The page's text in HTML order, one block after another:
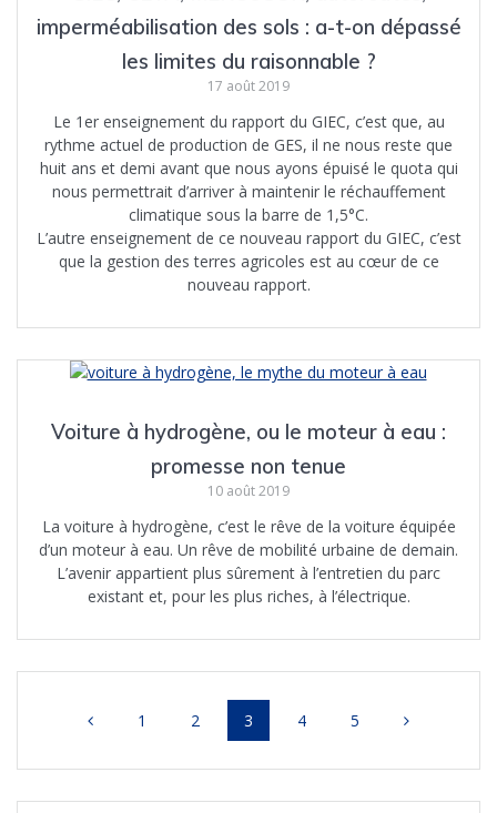
imperméabilisation des sols : a-t-on dépassé
les limites du raisonnable ?
17 août 2019
Le 1er enseignement du rapport du GIEC, c’est que, au
rythme actuel de production de GES, il ne nous reste que
huit ans et demi avant que nous ayons épuisé le quota qui
nous permettrait d’arriver à maintenir le réchauffement
climatique sous la barre de 1,5°C.
L’autre enseignement de ce nouveau rapport du GIEC, c’est
que la gestion des terres agricoles est au cœur de ce
nouveau rapport.
Voiture à hydrogène, ou le moteur à eau :
promesse non tenue
10 août 2019
La voiture à hydrogène, c’est le rêve de la voiture équipée
d’un moteur à eau. Un rêve de mobilité urbaine de demain.
L’avenir appartient plus sûrement à l’entretien du parc
existant et, pour les plus riches, à l’électrique.
Page
1 Page
2 Page
3 Page
4 Page
5